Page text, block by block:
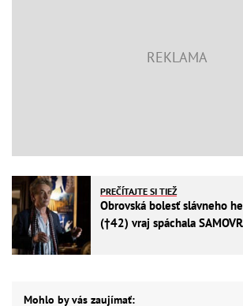
PREČÍTAJTE SI TIEŽ
Obrovská bolesť slávneho
(†42) vraj spáchala
Mohlo by vás zaujímať: